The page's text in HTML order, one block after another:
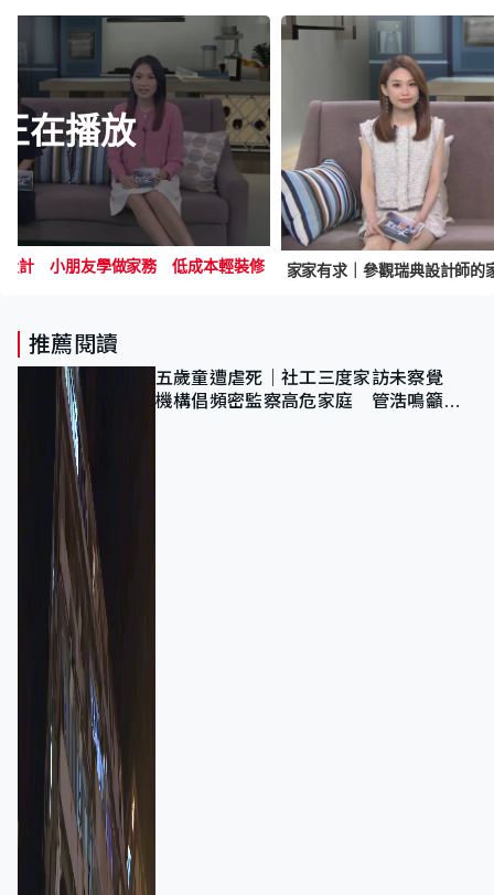
在播放
設計 小朋友學做家務 低成本輕裝修
推薦閱讀
五歲童遭虐死｜社工三度家訪未察覺
機構倡頻密監察高危家庭 管浩鳴籲加